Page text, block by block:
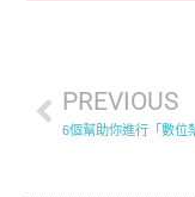
PREVIOUS
6個幫助你進行「數位